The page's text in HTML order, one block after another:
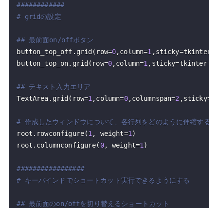
############
# gridの設定
## 最前面on/offボタン
button_top_off . grid ( row=0,column=1 ,sticky=tkinter
button_top_on. grid ( row=0,column=1 , sticky=tkinter.
## テキスト入力エリア
TextArea . grid ( row=1 ,column=0,columnspan=2 ,sticky=
# 作成したウィンドウについて、各行列をどのように伸縮するか
root . rowconfigure(1 , weight=1 )
root . columnconfigure( 0, weight=1 )
#################
# キーバインドでショートカット実行できるようにする
## 最前面のon/offを切り替えるショートカット